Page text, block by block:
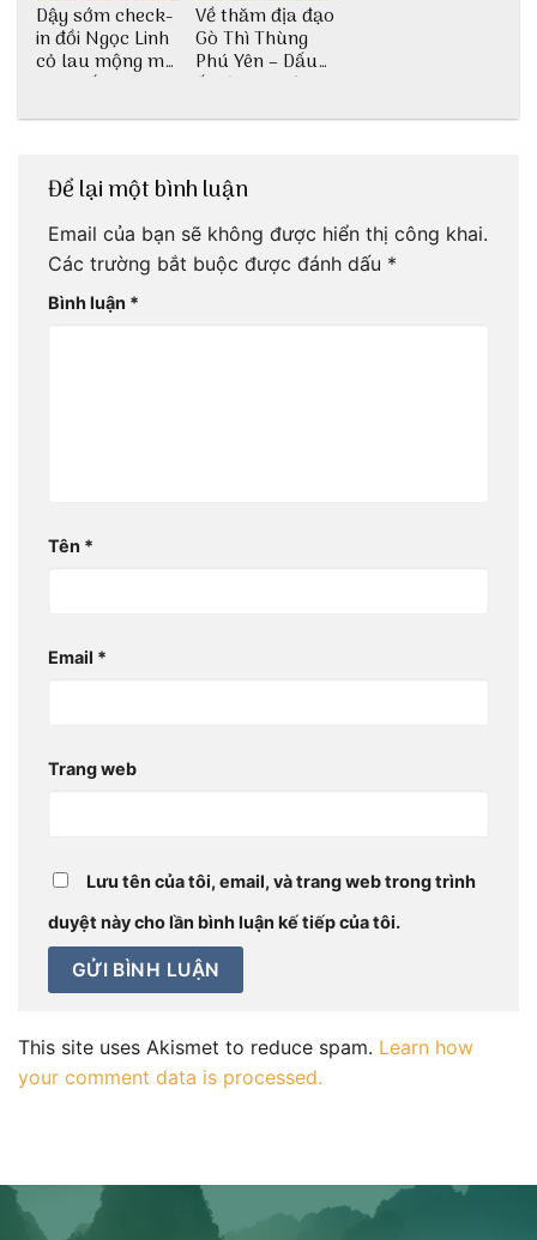
Dậy sớm check-
in đồi Ngọc Linh
cỏ lau mộng mơ
tại Huế nè bạn
Về thăm địa đạo
Gò Thì Thùng
Phú Yên – Dấu
ấn lịch sử còn
Để lại một bình luận
Email của bạn sẽ không được hiển thị công khai.
Các trường bắt buộc được đánh dấu *
Bình luận *
Tên *
Email *
Trang web
Lưu tên của tôi, email, và trang web trong trình
duyệt này cho lần bình luận kế tiếp của tôi.
This site uses Akismet to reduce spam. Learn how
your comment data is processed.